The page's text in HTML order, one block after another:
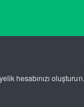
hesabınızı